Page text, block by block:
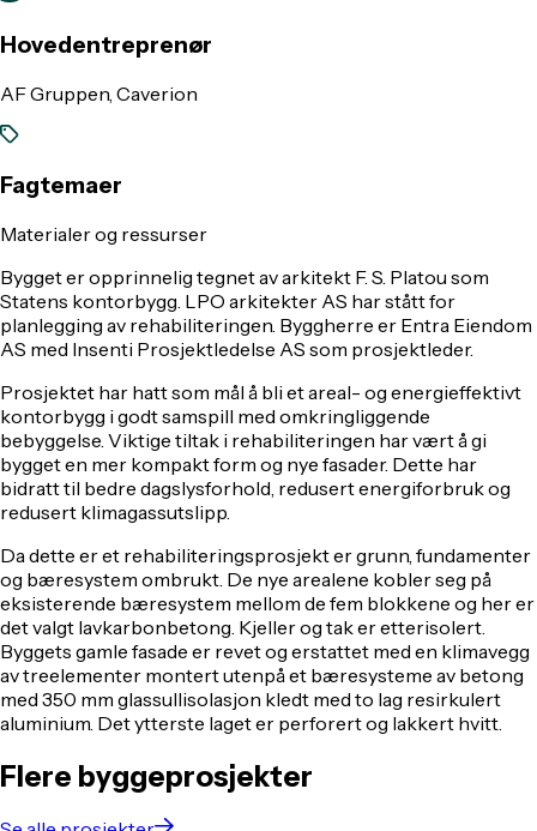
Hovedentreprenør
AF Gruppen, Caverion
Fagtemaer
Materialer og ressurser
Bygget er opprinnelig tegnet av arkitekt F. S. Platou som
Statens kontorbygg. LPO arkitekter AS har stått for
planlegging av rehabiliteringen. Byggherre er Entra Eiendom
AS med Insenti Prosjektledelse AS som prosjektleder.
Prosjektet har hatt som mål å bli et areal- og energieffektivt
kontorbygg i godt samspill med omkringliggende
bebyggelse. Viktige tiltak i rehabiliteringen har vært å gi
bygget en mer kompakt form og nye fasader. Dette har
bidratt til bedre dagslysforhold, redusert energiforbruk og
redusert klimagassutslipp.
Da dette er et rehabiliteringsprosjekt er grunn, fundamenter
og bæresystem ombrukt. De nye arealene kobler seg på
eksisterende bæresystem mellom de fem blokkene og her er
det valgt lavkarbonbetong. Kjeller og tak er etterisolert.
Byggets gamle fasade er revet og erstattet med en klimavegg
av treelementer montert utenpå et bæresysteme av betong
med 350 mm glassullisolasjon kledt med to lag resirkulert
aluminium. Det ytterste laget er perforert og lakkert hvitt.
Flere byggeprosjekter